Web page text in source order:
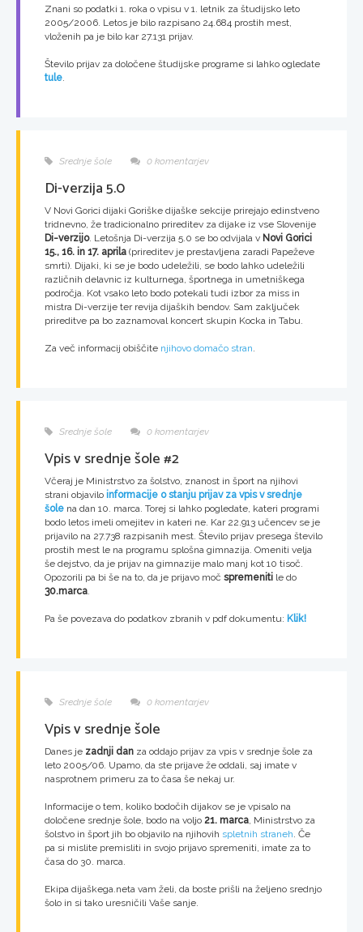
Znani so podatki 1. roka o vpisu v 1. letnik za študijsko leto
2005/2006. Letos je bilo razpisano 24.684 prostih mest,
vloženih pa je bilo kar 27.131 prijav.
Število prijav za določene študijske programe si lahko ogledate
tule.
Srednje šole 0 komentarjev
Di-verzija 5.0
V Novi Gorici dijaki Goriške dijaške sekcije prirejajo edinstveno
tridnevno, že tradicionalno prireditev za dijake iz vse Slovenije
Di-verzijo. Letošnja Di-verzija 5.0 se bo odvijala v Novi Gorici
15., 16. in 17. aprila (prireditev je prestavljena zaradi Papeževe
smrti). Dijaki, ki se je bodo udeležili, se bodo lahko udeležili
različnih delavnic iz kulturnega, športnega in umetniškega
področja. Kot vsako leto bodo potekali tudi izbor za miss in
mistra Di-verzije ter revija dijaških bendov. Sam zaključek
prireditve pa bo zaznamoval koncert skupin Kocka in Tabu.
Za več informacij obiščite njihovo domačo stran.
Srednje šole 0 komentarjev
Vpis v srednje šole #2
Včeraj je Ministrstvo za šolstvo, znanost in šport na njihovi
strani objavilo informacije o stanju prijav za vpis v srednje
šole na dan 10. marca. Torej si lahko pogledate, kateri programi
bodo letos imeli omejitev in kateri ne. Kar 22.913 učencev se je
prijavilo na 27.738 razpisanih mest. Število prijav presega število
prostih mest le na programu splošna gimnazija. Omeniti velja
še dejstvo, da je prijav na gimnazije malo manj kot 10 tisoč.
Opozorili pa bi še na to, da je prijavo moč spremeniti le do
30.marca.
Pa še povezava do podatkov zbranih v pdf dokumentu: Klik!
Srednje šole 0 komentarjev
Vpis v srednje šole
Danes je zadnji dan za oddajo prijav za vpis v srednje šole za
leto 2005/06. Upamo, da ste prijave že oddali, saj imate v
nasprotnem primeru za to časa še nekaj ur.
Informacije o tem, koliko bodočih dijakov se je vpisalo na
določene srednje šole, bodo na voljo 21. marca, Ministrstvo za
šolstvo in šport jih bo objavilo na njihovih spletnih straneh. Če
pa si mislite premisliti in svojo prijavo spremeniti, imate za to
časa do 30. marca.
Ekipa dijaškega.neta vam želi, da boste prišli na željeno srednjo
šolo in si tako uresničili Vaše sanje.